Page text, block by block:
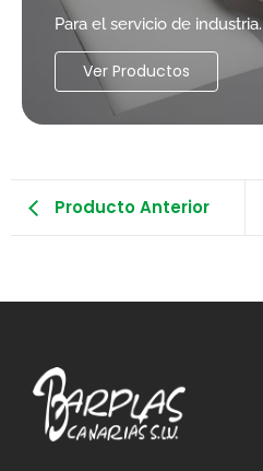
Para el servicio de industria.
Ver Productos
Producto Anterior